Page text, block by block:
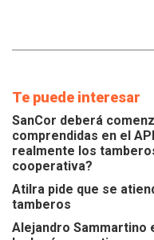
Te puede interesar
SanCor deberá
comprendidas en el
realmente los
cooperativa?
Atilra pide que se
tamberos
Alejandro Sammartino